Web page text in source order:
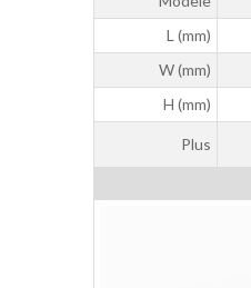
L (mm)
W (mm)
H (mm)
Plus